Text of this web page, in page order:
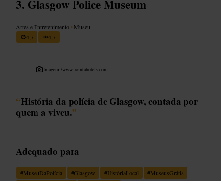
Glasgow Police Museum
Artes e Entretenimento • Museu
4,7
4,7
Imagem /www.pointahotels.com
“História da polícia de Glasgow, contada por
quem a viveu.”
Adequado para
#MuseuDaPolícia #Glasgow #HistóriaLocal #MuseusGrátis